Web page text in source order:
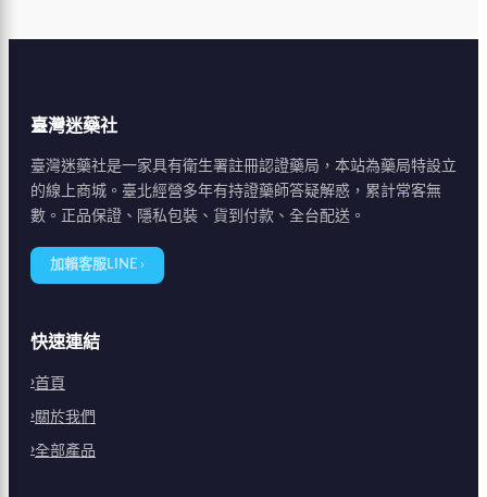
臺灣迷藥社
臺灣迷藥社是一家具有衛生署註冊認證藥局，本站為藥局特設立
的線上商城。臺北經營多年有持證藥師答疑解惑，累計常客無
數。正品保證、隱私包裝、貨到付款、全台配送。
加賴客服LINE ›
快速連結
首頁
關於我們
全部產品